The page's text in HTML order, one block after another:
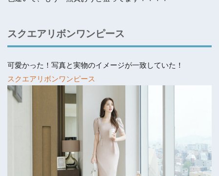
スクエアリボンワンピース
可愛かった！写真と実物のイメージが一致していた！
スクエアリボンワンピース